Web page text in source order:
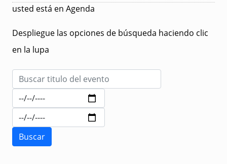
usted está en Agenda
Despliegue las opciones de búsqueda haciendo clic
en la lupa